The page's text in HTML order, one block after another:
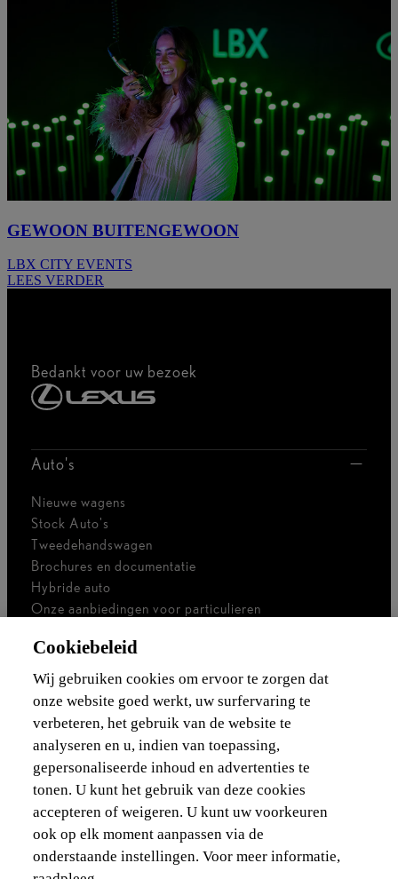
GEWOON BUITENGEWOON
LBX CITY EVENTS
LEES VERDER
Bedankt voor uw bezoek
Auto's
Nieuwe wagens
Stock Auto's
Tweedehandswagen
Brochures en documentatie
Hybride auto
Onze aanbiedingen voor particulieren
Bedrijfswagen
Ik ben zelfstandig
Voor vlootbeheerders
Waarborgen & financieringen
Ontdek Lexus
Wettelijke vermelding
Cookiebeleid
Wij gebruiken cookies om ervoor te zorgen dat
onze website goed werkt, uw surfervaring te
verbeteren, het gebruik van de website te
analyseren en u, indien van toepassing,
gepersonaliseerde inhoud en advertenties te
tonen. U kunt het gebruik van deze cookies
accepteren of weigeren. U kunt uw voorkeuren
ook op elk moment aanpassen via de
onderstaande instellingen. Voor meer informatie,